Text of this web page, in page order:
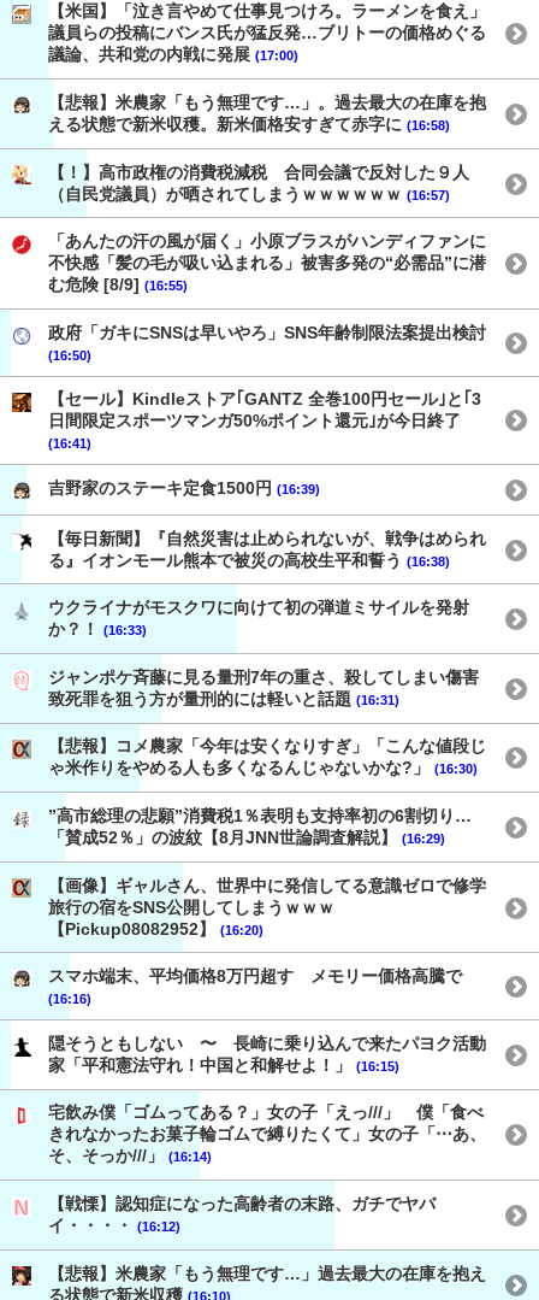
【米国】「泣き言やめて仕事見つけろ。ラーメンを食え」
議員らの投稿にバンス氏が猛反発…ブリトーの価格めぐる
議論、共和党の内戦に発展 (17:00)
【悲報】米農家「もう無理です…」。過去最大の在庫を抱
える状態で新米収穫。新米価格安すぎて赤字に (16:58)
【！】高市政権の消費税減税 合同会議で反対した９人
（自民党議員）が晒されてしまうｗｗｗｗｗｗ (16:57)
「あんたの汗の風が届く」小原ブラスがハンディファンに
不快感「髪の毛が吸い込まれる」被害多発の“必需品”に潜
む危険 [8/9] (16:55)
政府「ガキにSNSは早いやろ」SNS年齢制限法案提出検討
(16:50)
【セール】Kindleストア｢GANTZ 全巻100円セール｣と｢3
日間限定スポーツマンガ50%ポイント還元｣が今日終了
(16:41)
吉野家のステーキ定食1500円 (16:39)
【毎日新聞】『自然災害は止められないが、戦争はめられ
る』イオンモール熊本で被災の高校生平和誓う (16:38)
ウクライナがモスクワに向けて初の弾道ミサイルを発射
か？！
(16:33)
ジャンポケ斉藤に見る量刑7年の重さ、殺してしまい傷害
致死罪を狙う方が量刑的には軽いと話題 (16:31)
【悲報】コメ農家「今年は安くなりすぎ」「こんな値段じ
ゃ米作りをやめる人も多くなるんじゃないかな?」
(16:30)
”高市総理の悲願”消費税1％表明も支持率初の6割切り…
「賛成52％」の波紋【8月JNN世論調査解説】
(16:29)
【画像】ギャルさん、世界中に発信してる意識ゼロで修学
旅行の宿をSNS公開してしまうｗｗｗ
【Pickup08082952】
(16:20)
スマホ端末、平均価格8万円超す メモリー価格高騰で
(16:16)
隠そうともしない 〜 長崎に乗り込んで来たパヨク活動
家「平和憲法守れ！中国と和解せよ！」
(16:15)
宅飲み僕「ゴムってある？」女の子「えっ///」 僕「食べ
きれなかったお菓子輪ゴムで縛りたくて」女の子「⋯あ、
そ、そっか///」
(16:14)
【戦慄】認知症になった高齢者の末路、ガチでヤバ
イ・・・・
(16:12)
【悲報】米農家「もう無理です…」過去最大の在庫を抱え
る状態で新米収穫 (16:10)